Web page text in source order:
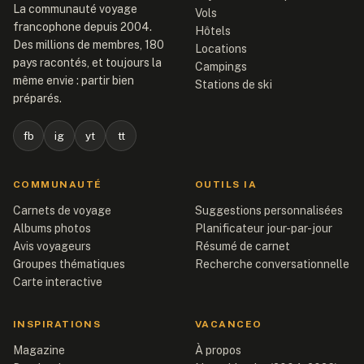
La communauté voyage
francophone depuis 2004.
Des millions de membres, 180
pays racontés, et toujours la
même envie : partir bien
préparés.
fb ig yt tt
Vols
Hôtels
Locations
Campings
Stations de ski
COMMUNAUTÉ
Carnets de voyage
Albums photos
Avis voyageurs
Groupes thématiques
Carte interactive
OUTILS IA
Suggestions personnalisées
Planificateur jour-par-jour
Résumé de carnet
Recherche conversationnelle
INSPIRATIONS
Magazine
VACANCEO
À propos